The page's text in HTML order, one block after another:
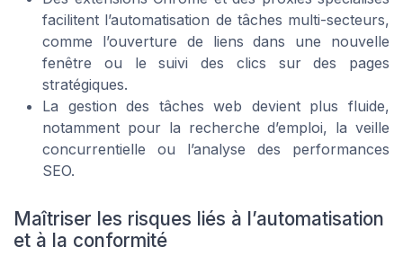
facilitent l’automatisation de tâches multi-secteurs,
comme l’ouverture de liens dans une nouvelle
fenêtre ou le suivi des clics sur des pages
stratégiques.
La gestion des tâches web devient plus fluide,
notamment pour la recherche d’emploi, la veille
concurrentielle ou l’analyse des performances
SEO.
Maîtriser les risques liés à l’automatisation
et à la conformité